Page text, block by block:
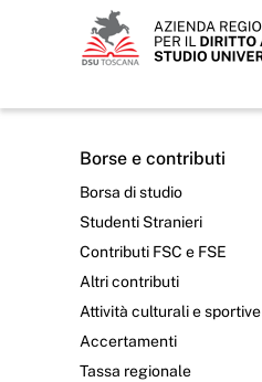
Borse e contributi
Borsa di studio
Studenti Stranieri
Contributi FSC e FSE
Altri contributi
Attività culturali e sportive
Accertamenti
Tassa regionale